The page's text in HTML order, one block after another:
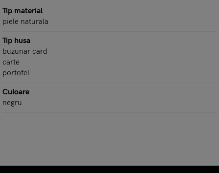
Tip material
piele naturala
Tip husa
buzunar card
carte
portofel
Culoare
negru